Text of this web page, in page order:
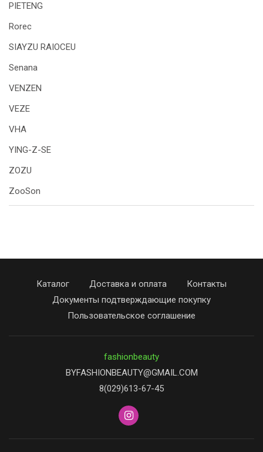
PIETENG
Rorec
SIAYZU RAIOCEU
Senana
VENZEN
VEZE
VHA
YING-Z-SE
ZOZU
ZooSon
Каталог Доставка и оплата
Контакты
Документы подтверждающие покупку
Пользовательское соглашение
fashionbeauty
BYFASHIONBEAUTY@GMAIL.COM
8(029)613-67-45